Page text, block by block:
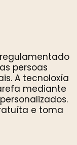
persoas
A tecnoloxía
mediante
e toma